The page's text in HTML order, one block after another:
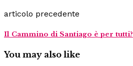
articolo precedente
Il Cammino di Santiago è per tutti?
You may also like